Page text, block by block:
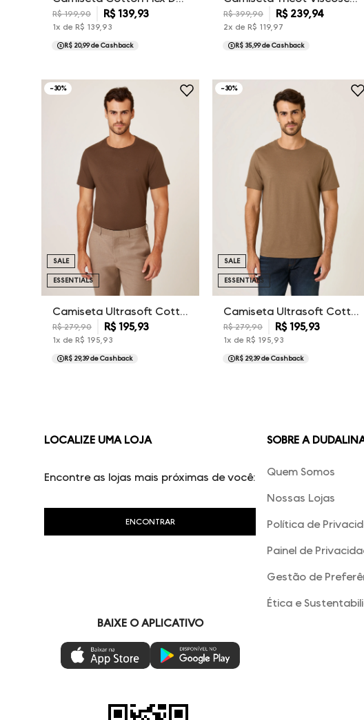
R$ 199,90 R$139,93
1x de R$ 139,93
R$ 20,99de Cashback
R$ 399,90 R$ 239,94
2x de R$ 119,97
R$ 35,99de Cashback
-30%
Camiseta Ultrasoft Cotton Essentials Dudalina Masculina
R$ 279,90 R$195,93
1x de R$ 195,93
SALE
ESSENTIALS
R$ 29,39de Cashback
-30%
Camiseta Ultrasoft Cotton Essentials Dudalina Masculina
R$ 279,90 R$195,93
1x de R$ 195,93
SALE
ESSENTIALS
R$ 29,39de Cashback
LOCALIZE UMA LOJA
Encontre as lojas mais próximas de você:
BAIXE O APLICATIVO
SOBRE A
Quem Somos
Nossas Lojas
Política de
Painel de
Gestão de
Ética e